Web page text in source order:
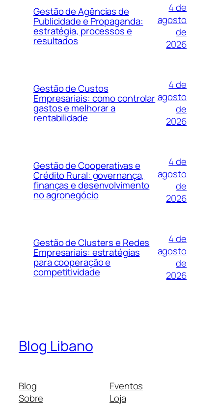
Gestão de Agências de
Publicidade e Propaganda:
estratégia, processos e
resultados
4 de
agosto
de
2026
Gestão de Custos
Empresariais: como controlar
gastos e melhorar a
rentabilidade
4 de
agosto
de
2026
Gestão de Cooperativas e
Crédito Rural: governança,
finanças e desenvolvimento
no agronegócio
4 de
agosto
de
2026
Gestão de Clusters e Redes
Empresariais: estratégias
para cooperação e
competitividade
4 de
agosto
de
2026
Blog Libano
Blog
Sobre
Eventos
Loja